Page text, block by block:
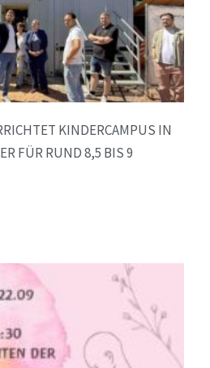
KINDERCAMPUS IN
FÜR RUND 8,5 BIS 9